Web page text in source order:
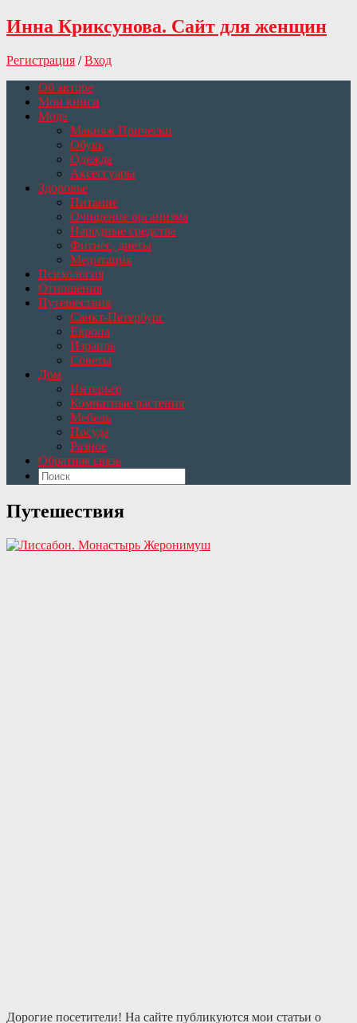
Инна Криксунова. Сайт для женщин
Регистрация /Вход
Об авторе
Мои книги
Мода
Макияж Прически
Обувь
Одежда
Аксессуары
Здоровье
Питание
Очищение организма
Народные средства
Фитнес, диеты
Медитация
Психология
Отношения
Путешествия
Санкт-Петербург
Европа
Израиль
Советы
Дом
Интерьер
Комнатные растения
Мебель
Посуда
Разное
Обратная связь
Путешествия
Дорогие посетители! На сайте публикуются мои статьи о